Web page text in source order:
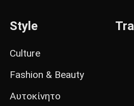
Style
Culture
Fashion & Beauty
Αυτοκίνητο